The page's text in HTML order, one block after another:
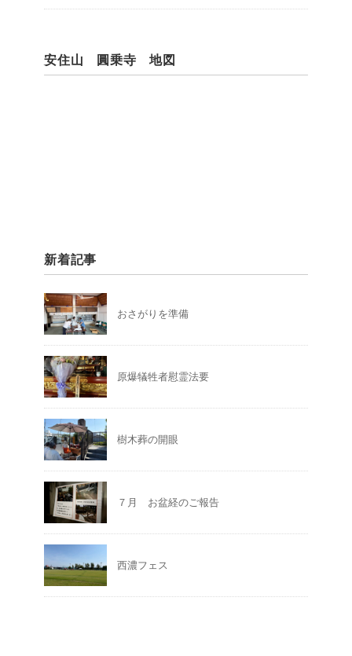
安住山 圓乗寺 地図
新着記事
おさがりを準備
原爆犠牲者慰霊法要
樹木葬の開眼
７月 お盆経のご報告
西濃フェス